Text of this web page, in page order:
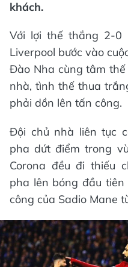
khách.
Với lợi thế thắng 2-0
Liverpool bước vào
Đào Nha cùng tâm
nhà, tình thế thua
phải dồn lên tấn công.
Đội chủ nhà liên tục
pha dứt điểm trong
Corona đều đi thiếu
pha lên bóng đầu
công của Sadio Mane